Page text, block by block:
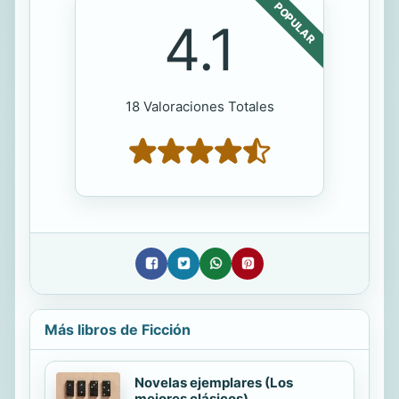
POPULAR
4.1
18 Valoraciones Totales
Más libros de Ficción
Novelas ejemplares (Los